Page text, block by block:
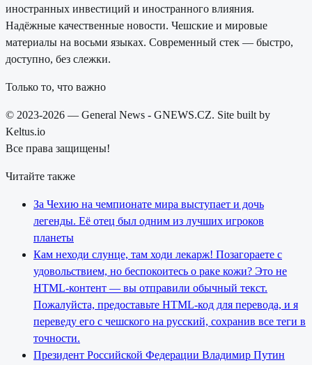
иностранных инвестиций и иностранного влияния.
Надёжные качественные новости. Чешские и мировые
материалы на восьми языках. Современный стек — быстро,
доступно, без слежки.
Только то, что важно
© 2023-2026 — General News - GNEWS.CZ. Site built by
Keltus.io
Все права защищены!
Читайте также
За Чехию на чемпионате мира выступает и дочь
легенды. Её отец был одним из лучших игроков
планеты
Кам неходи слунце, там ходи лекарж! Позагораете с
удовольствием, но беспокоитесь о раке кожи? Это не
HTML-контент — вы отправили обычный текст.
Пожалуйста, предоставьте HTML-код для перевода, и я
переведу его с чешского на русский, сохранив все теги в
точности.
Президент Российской Федерации Владимир Путин